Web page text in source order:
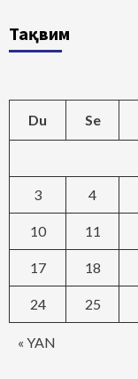
Тақвим
Du Se
« YAN
3 4
10 11
17 18
24 25